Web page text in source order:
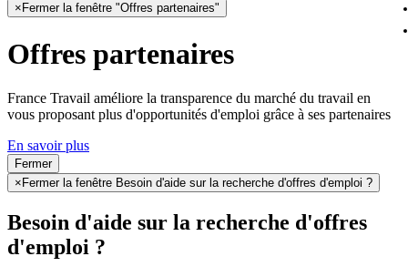
× Fermer la fenêtre "Offres partenaires"
Offres partenaires
France Travail améliore la transparence du marché du travail en
vous proposant plus d'opportunités d'emploi grâce à ses partenaires
En savoir plus
Fermer
× Fermer la fenêtre Besoin d'aide sur la recherche d'offres d'emploi ?
Besoin d'aide sur la recherche d'offres
d'emploi ?